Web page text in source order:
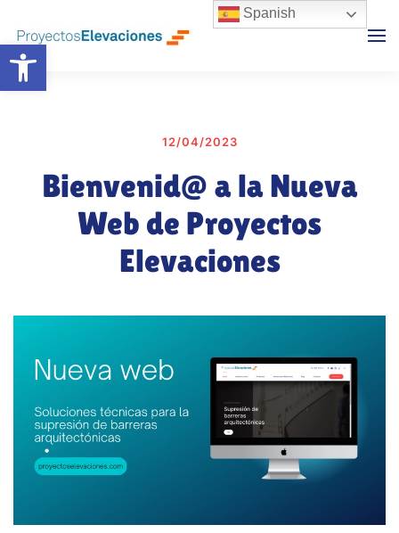
Abrir barra de herramientas
Skip to main content
12/04/2023
Bienvenid@ a la Nueva
Web de Proyectos
Elevaciones
Spanish